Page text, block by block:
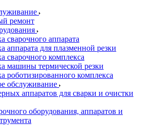
ремонт
сварочного аппарата
аппарата для плазменной резки
сварочного комплекса
машины термической резки
роботизированного комплекса
обслуживание
аппаратов для сварки и очистки
оборудования, аппаратов и